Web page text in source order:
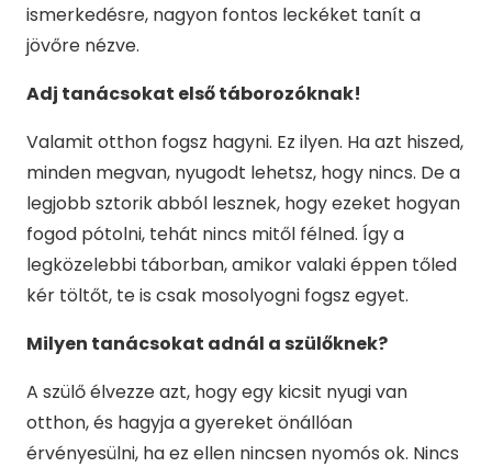
ismerkedésre, nagyon fontos leckéket tanít a
jövőre nézve.
Adj tanácsokat első táborozóknak!
Valamit otthon fogsz hagyni. Ez ilyen. Ha azt hiszed,
minden megvan, nyugodt lehetsz, hogy nincs. De a
legjobb sztorik abból lesznek, hogy ezeket hogyan
fogod pótolni, tehát nincs mitől félned. Így a
legközelebbi táborban, amikor valaki éppen tőled
kér töltőt, te is csak mosolyogni fogsz egyet.
Milyen tanácsokat adnál a szülőknek?
A szülő élvezze azt, hogy egy kicsit nyugi van
otthon, és hagyja a gyereket önállóan
érvényesülni, ha ez ellen nincsen nyomós ok. Nincs